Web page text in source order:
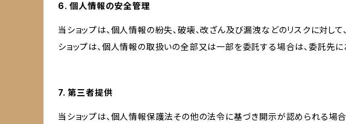
6. 個人情報の安全管理
当ショップは、個人情報の紛失、破壊、改ざん及び漏洩などのリスクに対し
ショップは、個人情報の取扱いの全部又は一部を委託する場合は、委託先
7. 第三者提供
当ショップは、個人情報保護法その他の法令に基づき開示が認められる場